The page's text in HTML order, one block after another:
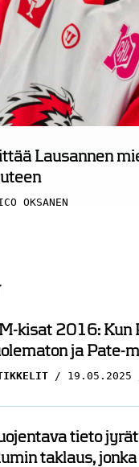
Lausannen
OKSANEN
kisat 2016: Kun
ja Pate-
19.05.2025
tieto
taklaus,